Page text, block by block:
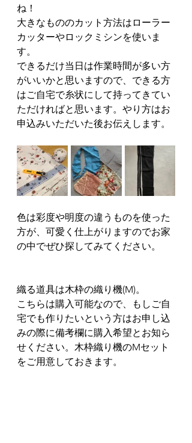
ね！
大きなもののカット方法はローラー
カッターやロックミシンを使いま
す。
できるだけ当日は作業時間が多い方
がいいかと思いますので、できる方
はご自宅で糸状にして持ってきてい
ただければと思います。やり方はお
申込みいただいた後お伝えします。
色は彩度や明度の違うものを使った
方が、可愛く仕上がりますのでお家
の中でぜひ探してみてください。
織る道具は木枠の織り機(M)。
こちらは購入可能なので、もしご自
宅でも作りたいという方はお申し込
みの際に備考欄に購入希望とお知ら
せください。木枠織り機のMセット
をご用意しておきます。